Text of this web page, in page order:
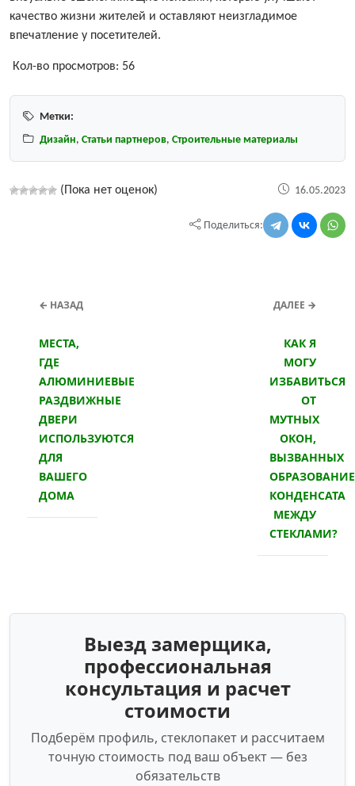
качество жизни жителей и оставляют неизгладимое
впечатление у посетителей.
Кол-во просмотров: 56
Метки:
Дизайн, Статьи партнеров, Строительные материалы
(Пока нет оценок) 16.05.2023
Поделиться:
← НАЗАД
МЕСТА,
ГДЕ
АЛЮМИНИЕВЫЕ
РАЗДВИЖНЫЕ
ДВЕРИ
ИСПОЛЬЗУЮТСЯ
ДЛЯ
ВАШЕГО
ДОМА
ДАЛЕЕ →
КАК Я
МОГУ
ИЗБАВИТЬСЯ
ОТ
МУТНЫХ
ОКОН,
ВЫЗВАННЫХ
КОНДЕНСАТА
МЕЖДУ
СТЕКЛАМИ?
Выезд замерщика,
профессиональная
консультация и расчет
стоимости
Подберём профиль, стеклопакет и рассчитаем
точную стоимость под ваш объект — без
обязательств